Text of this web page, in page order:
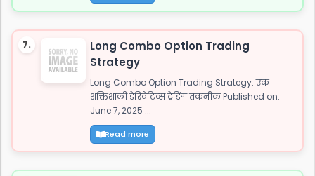
7.
Long Combo Option Trading
Strategy
Long Combo Option Trading Strategy: एक
शक्तिशाली डेरिवेटिव्स ट्रेडिंग तकनीक Published on:
June 7, 2025 ...
Read more